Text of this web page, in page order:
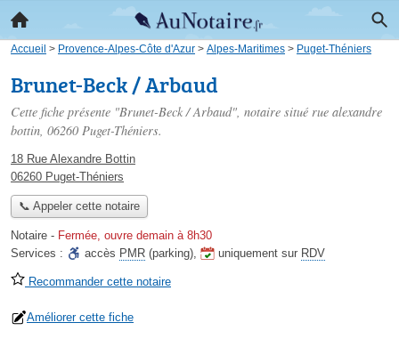
Accueil > Provence-Alpes-Côte d'Azur > Alpes-Maritimes > Puget-Théniers
Brunet-Beck / Arbaud
Cette fiche présente "Brunet-Beck / Arbaud", notaire situé rue alexandre
bottin, 06260 Puget-Théniers.
18 Rue Alexandre Bottin
06260 Puget-Théniers
📞 Appeler cette notaire
Notaire - Fermée, ouvre demain à 8h30
Services :
accès PMR (parking), uniquement sur RDV
Recommander cette notaire
Améliorer cette fiche